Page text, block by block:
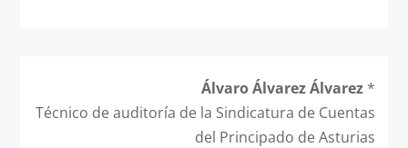
Álvaro Álvarez Álvarez *
Técnico de auditoría de la Sindicatura de Cuentas
del Principado de Asturias